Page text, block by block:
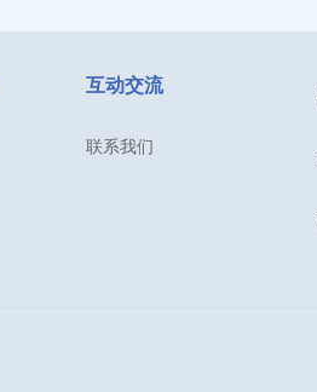
互动交流
联系我们